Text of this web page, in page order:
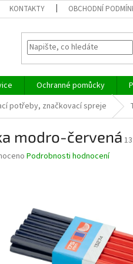
KONTAKTY OBCHODNÍ
Ochranné pomůcky
potřeby, značkovací spreje
modro-červená
Podrobnosti hodnocení